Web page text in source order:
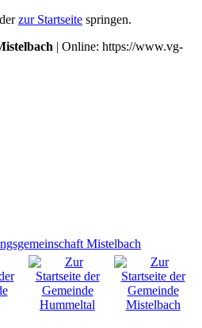
zur Startseite springen.
| Online: https://www.vg-